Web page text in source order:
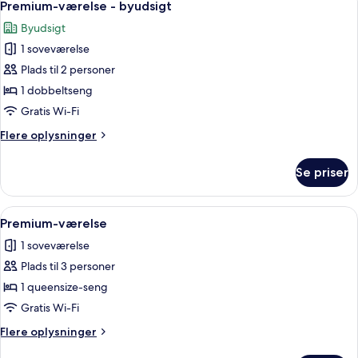
alle
billeder
af
Premium-
værelse
-
Premium-værelse - byudsigt
Byudsigt
1 soveværelse
Plads til 2 personer
1 dobbeltseng
Gratis Wi-Fi
Flere oplysninger
Flere
værelse
byudsigt
Se priser
Indlæs
alle
billeder
af
Premium-
værelse
Premium-værelse | Premium-
7
Premium-værelse
1 soveværelse
Plads til 3 personer
1 queensize-seng
Gratis Wi-Fi
Flere oplysninger
Flere